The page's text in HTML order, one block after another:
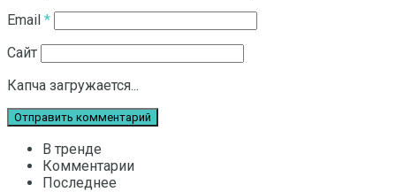
Email *
Сайт
Капча загружается...
В тренде
Комментарии
Последнее